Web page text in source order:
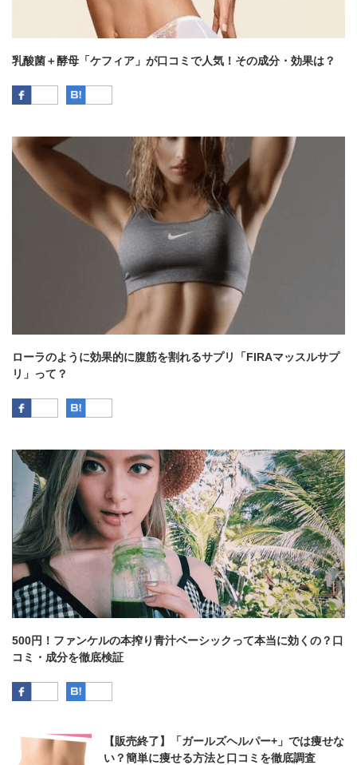
乳酸菌＋酵母「ケフィア」が口コミで人気！その成分・効果は？
Facebook
ローラのように効果的に腹筋を割れるサプリ「FIRAマッスルサプ
リ」って？
Facebook
500円！ファンケルの本搾り青汁ベーシックって本当に効くの？口
コミ・成分を徹底検証
Facebook
【販売終了】「ガールズヘルパー+」では痩せな
い？簡単に痩せる方法と口コミを徹底調査